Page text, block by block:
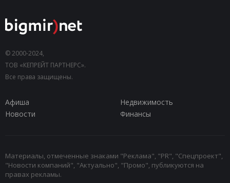
© 2000-2024,
ТОВ «КЕПРЕЙТ ПАРТНЕРС».
Все права защищены.
Афиша
Недвижимость
Новости
Финансы
Материалы, отмеченные знаками "Реклама", "PR", "Спецпроект",
"Новости компаний", "Актуально", "Промо", публикуются на
правах рекламы.